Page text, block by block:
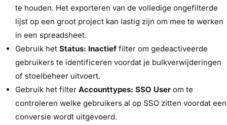
te houden. Het exporteren van de volledige ongefilterde
lijst op een groot project kan lastig zijn om mee te werken
in een spreadsheet.
Gebruik het Status: Inactief filter om gedeactiveerde
gebruikers te identificeren voordat je bulkverwijderingen
of stoelbeheer uitvoert.
Gebruik het filter Accounttypes: SSO User om te
controleren welke gebruikers al op SSO zitten voordat een
conversie wordt uitgevoerd.